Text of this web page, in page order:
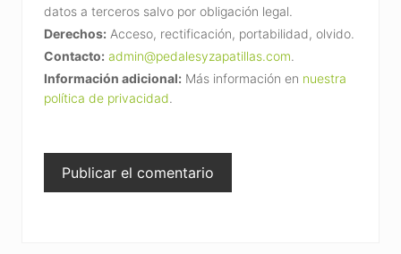
datos a terceros salvo por obligación legal.
Derechos: Acceso, rectificación, portabilidad, olvido.
Contacto: admin@pedalesyzapatillas.com.
Información adicional: Más información en nuestra
política de privacidad.